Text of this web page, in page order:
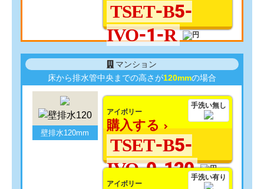
TSET-B5-
IVO-1-R
マンション
床から排水管中央までの高さが120mmの場合
壁排水120mm
手洗い無し
アイボリー
購入する
TSET-B5-
IVO-0-120手洗い有り
アイボリー